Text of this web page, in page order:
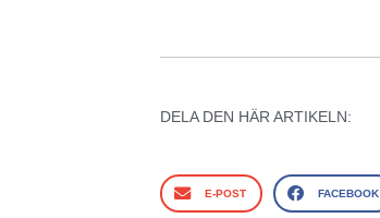
DELA DEN HÄR ARTIKELN:
E-POST FACEBOOK